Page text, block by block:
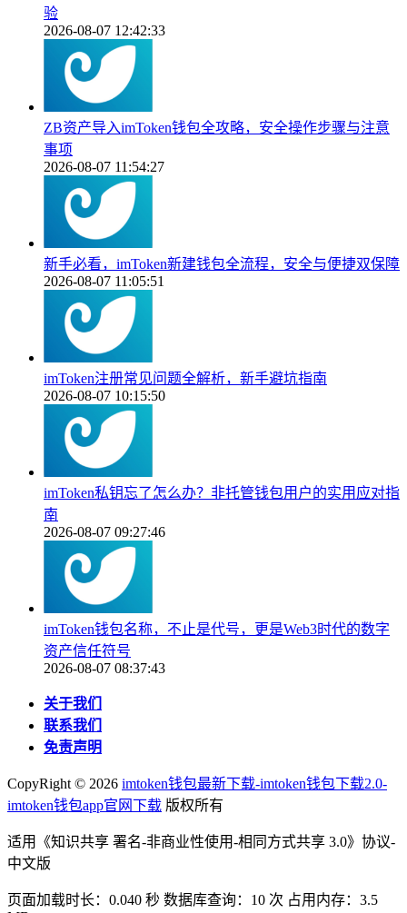
验
2026-08-07 12:42:33
ZB资产导入imToken钱包全攻略，安全操作步骤与注意
事项
2026-08-07 11:54:27
新手必看，imToken新建钱包全流程，安全与便捷双保障
2026-08-07 11:05:51
imToken注册常见问题全解析，新手避坑指南
2026-08-07 10:15:50
imToken私钥忘了怎么办？非托管钱包用户的实用应对指
南
2026-08-07 09:27:46
imToken钱包名称，不止是代号，更是Web3时代的数字
资产信任符号
2026-08-07 08:37:43
关于我们
联系我们
免责声明
CopyRight © 2026 imtoken钱包最新下载-imtoken钱包下载2.0-
imtoken钱包app官网下载 版权所有
适用《知识共享 署名-非商业性使用-相同方式共享 3.0》协议-
中文版
页面加载时长：0.040 秒 数据库查询：10 次 占用内存：3.5